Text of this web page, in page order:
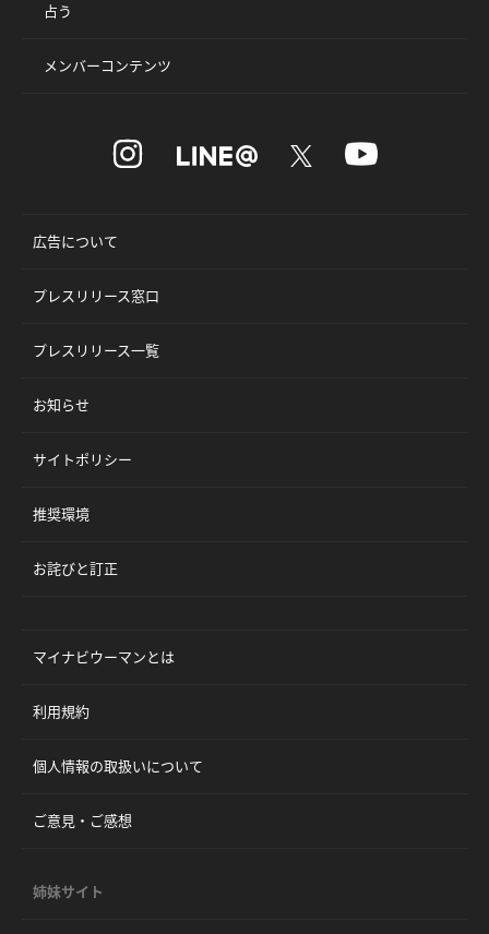
占う
メンバーコンテンツ
広告について
プレスリリース窓口
プレスリリース一覧
お知らせ
サイトポリシー
推奨環境
お詫びと訂正
マイナビウーマンとは
利用規約
個人情報の取扱いについて
ご意見・ご感想
姉妹サイト